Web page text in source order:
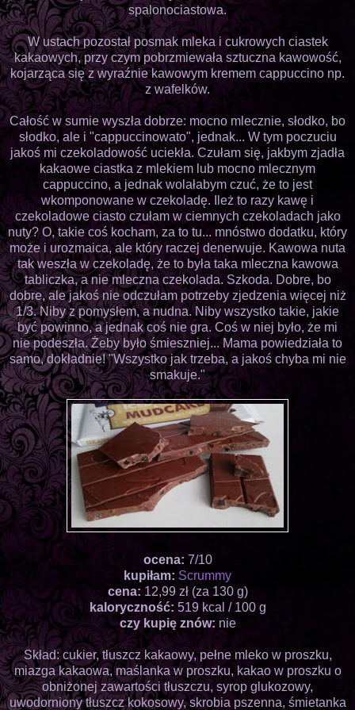
spalonociastowa.
W ustach pozostał posmak mleka i cukrowych ciastek
kakaowych, przy czym pobrzmiewała sztuczna kawowość,
kojarząca się z wyraźnie kawowym kremem cappuccino np.
z wafelków.
Całość w sumie wyszła dobrze: mocno mlecznie, słodko, bo
słodko, ale i "cappuccinowato", jednak... W tym poczuciu
jakoś mi czekoladowość uciekła. Czułam się, jakbym zjadła
kakaowe ciastka z mlekiem lub mocno mlecznym
cappuccino, a jednak wolałabym czuć, że to jest
wkomponowane w czekoladę. Ileż to razy kawę i
czekoladowe ciasto czułam w ciemnych czekoladach jako
nuty? O, takie coś kocham, za to tu... mnóstwo dodatku, który
może i urozmaica, ale który raczej denerwuje. Kawowa nuta
tak weszła w czekoladę, że to była taka mleczna kawowa
tabliczka, a nie mleczna czekolada. Szkoda. Dobre, bo
dobre, ale jakoś nie odczułam potrzeby zjedzenia więcej niż
1/3. Niby z pomysłem, a nudna. Niby wszystko takie, jakie
być powinno, a jednak coś nie gra. Coś w niej było, że mi
nie podeszła. Żeby było śmieszniej... Mama powiedziała to
samo, dokładnie! "Wszystko jak trzeba, a jakoś chyba mi nie
smakuje."
ocena: 7/10
kupiłam: Scrummy
cena: 12,99 zł (za 130 g)
kaloryczność: 519 kcal / 100 g
czy kupię znów: nie
Skład: cukier, tłuszcz kakaowy, pełne mleko w proszku,
miazga kakaowa, maślanka w proszku, kakao w proszku o
obniżonej zawartości tłuszczu, syrop glukozowy,
uwodorniony tłuszcz kokosowy, skrobia pszenna, śmietanka